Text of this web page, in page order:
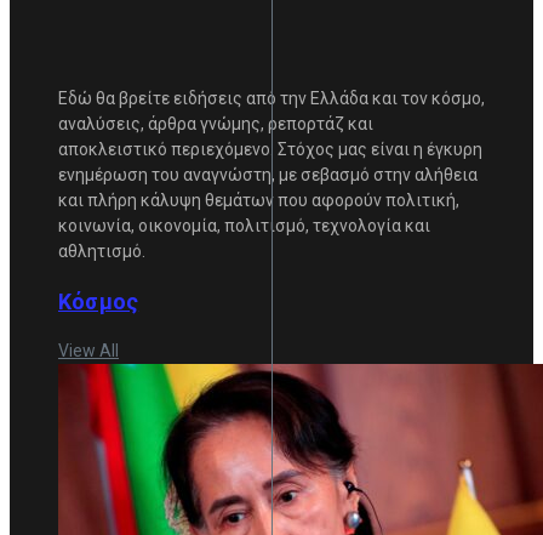
Εδώ θα βρείτε ειδήσεις από την Ελλάδα και τον κόσμο,
αναλύσεις, άρθρα γνώμης, ρεπορτάζ και
αποκλειστικό περιεχόμενο. Στόχος μας είναι η έγκυρη
ενημέρωση του αναγνώστη, με σεβασμό στην αλήθεια
και πλήρη κάλυψη θεμάτων που αφορούν πολιτική,
κοινωνία, οικονομία, πολιτισμό, τεχνολογία και
αθλητισμό.
Κόσμος
View All